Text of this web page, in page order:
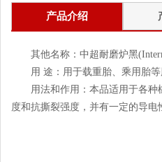
产品介绍
其他名称：中超耐磨炉黑
用 途：用于载重胎、乘用胎
用法和作用：本品适用于各种
度和抗撕裂强度，并有一定的导电